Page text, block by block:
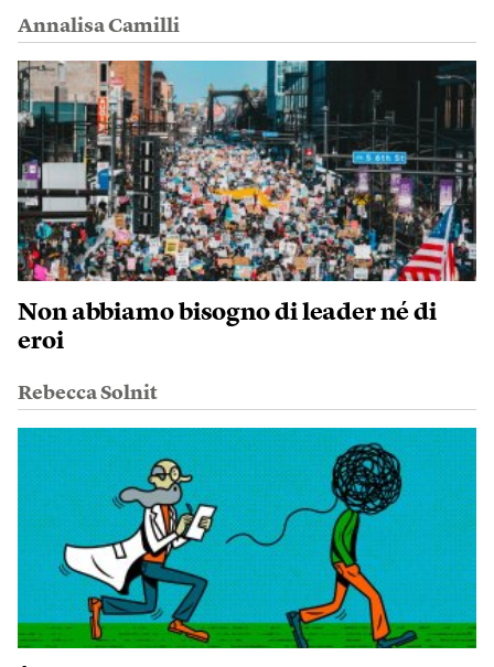
Annalisa Camilli
Non abbiamo bisogno di leader né di
eroi
Rebecca Solnit